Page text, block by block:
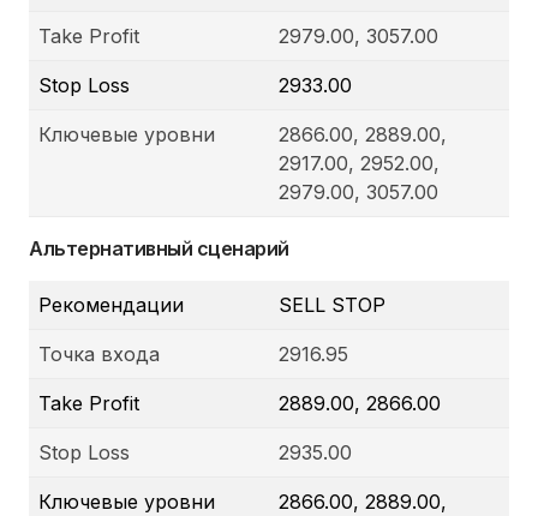
Take Profit 2979.00, 3057.00
Stop Loss 2933.00
Ключевые уровни
2866.00, 2889.00,
2917.00, 2952.00,
2979.00, 3057.00
Альтернативный сценарий
Рекомендации SELL STOP
Точка входа 2916.95
Take Profit 2889.00, 2866.00
Stop Loss 2935.00
Ключевые уровни
2866.00, 2889.00,